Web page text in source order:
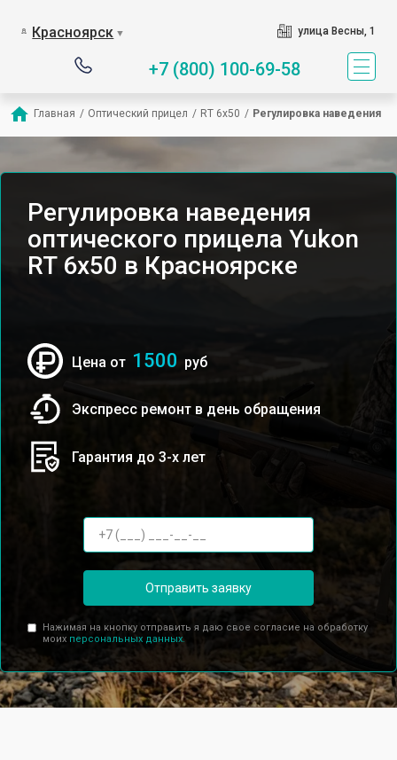
Красноярск ▼ улица Весны, 1
+7 (800) 100-69-58
Главная / Оптический прицел / RT 6x50 / Регулировка наведения
Регулировка наведения
оптического прицела Yukon
RT 6x50 в Красноярске
Цена от 1500 руб
Экспресс ремонт в день обращения
Гарантия до 3-х лет
Отправить заявку
Нажимая на кнопку отправить я даю свое согласие на обработку
моих персональных данных.